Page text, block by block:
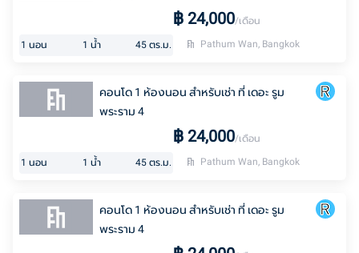
฿ 24,000/เดือน
1 นอน 1 น้ำ 45 ตร.ม. Pathum Wan, Bangkok
คอนโด 1 ห้องนอน สำหรับเช่า ที่ เดอะ รูม
พระราม 4
฿ 24,000/เดือน
1 นอน 1 น้ำ 45 ตร.ม. Pathum Wan, Bangkok
คอนโด 1 ห้องนอน สำหรับเช่า ที่ เดอะ รูม
พระราม 4